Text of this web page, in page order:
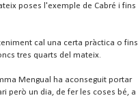
poses l'exemple de Cabré i fins
cal una certa pràctica o fins
tres quarts del mateix.
Mengual ha aconseguit portar
però un dia, de fer les coses bé, a